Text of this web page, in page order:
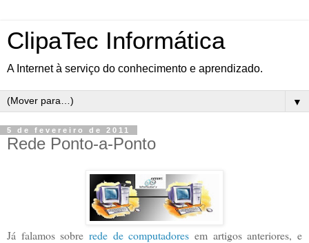
ClipaTec Informática
A Internet à serviço do conhecimento e aprendizado.
▼
5 de fevereiro de 2011
Rede Ponto-a-Ponto
Já falamos sobre rede de computadores em artigos anteriores, e